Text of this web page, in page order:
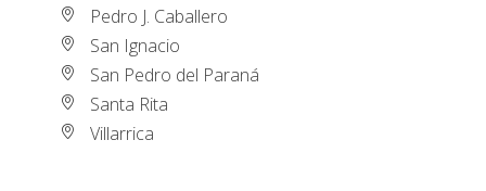
Pedro J. Caballero
San Ignacio
San Pedro del Paraná
Santa Rita
Villarrica